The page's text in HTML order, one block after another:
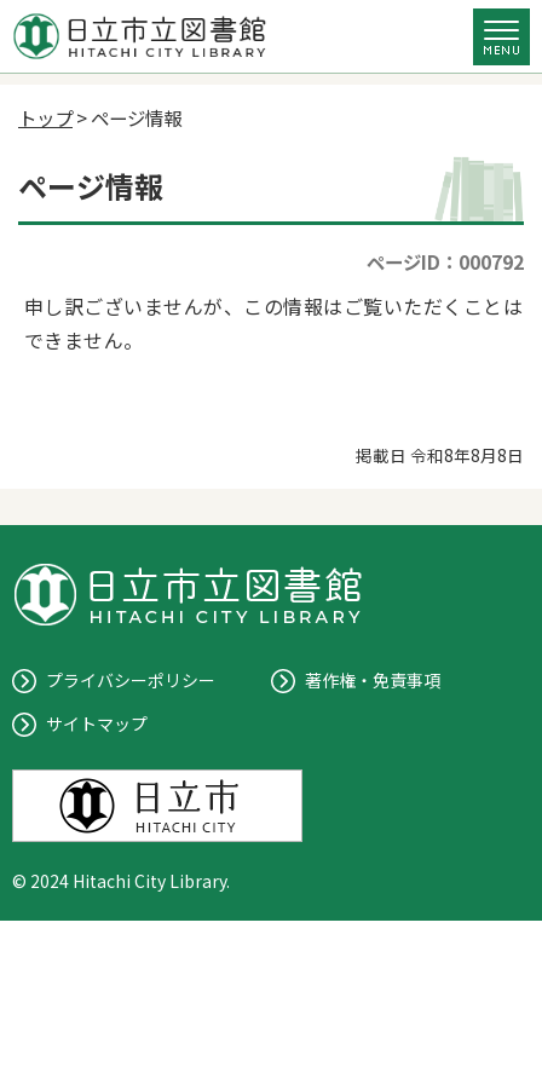
トップ> ページ情報
ページ情報
ページID：000792
申し訳ございませんが、この情報はご覧いただくことは
できません。
掲載日 令和8年8月8日
プライバシーポリシー
著作権・免責事項
サイトマップ
© 2024 Hitachi City Library.